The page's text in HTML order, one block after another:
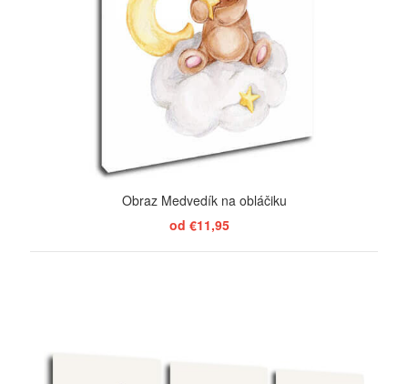
Obraz Medvedík na obláčiku
od €11,95